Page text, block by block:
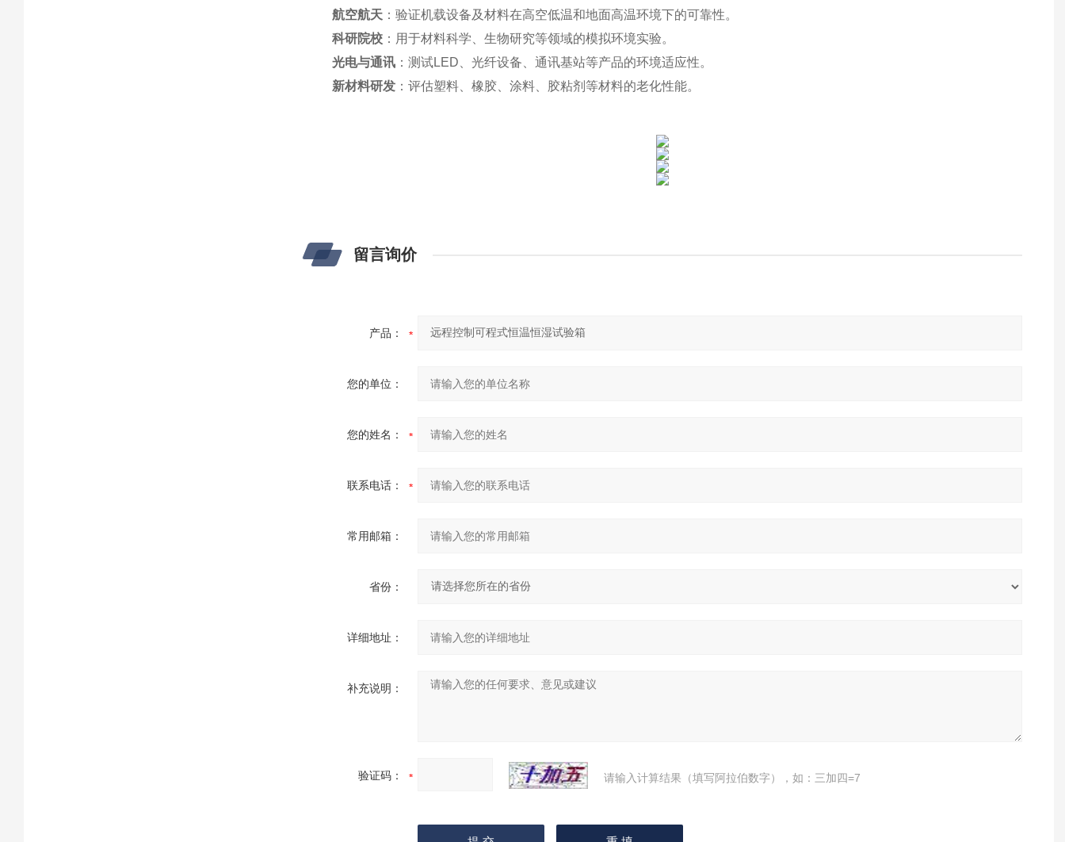
航空航天 ：验证机载设备及材料在高空低温和地面高温环境下的可靠性。
科研院校 ：用于材料科学、生物研究等领域的模拟环境实验。
光电与通讯 ：测试LED、光纤设备、通讯基站等产品的环境适应性。
新材料研发 ：评估塑料、橡胶、涂料、胶粘剂等材料的老化性能。
留言询价
产品：
您的单位：
您的姓名：
联系电话：
常用邮箱：
省份：
详细地址：
补充说明：
验证码： 请输入计算结果（填写阿拉伯数字），如：三加四=7